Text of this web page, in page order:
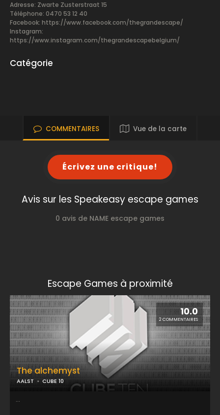
Adresse: Zwarte Zusterstraat 15
Téléphone: 0470 53 12 40
Facebook: https://www.facebook.com/thegrandescape/
Instagram:
https://www.instagram.com/thegrandescapebelgium/
Catégorie
COMMENTAIRES Vue de la carte
Écrivez une critique!
Avis sur les Speakeasy escape games
0 avis de NAME escape games
Escape Games à proximité
10.0
2 COMMENTAIRES
The alchemyst
AALST CUBE 10
...